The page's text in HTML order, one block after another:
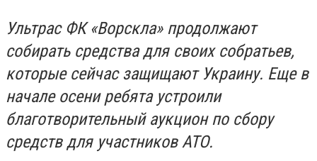
Ультрас ФК «Ворскла» продолжают
собирать средства для своих собратьев,
которые сейчас защищают Украину. Еще в
начале осени ребята устроили
благотворительный аукцион по сбору
средств для участников АТО.